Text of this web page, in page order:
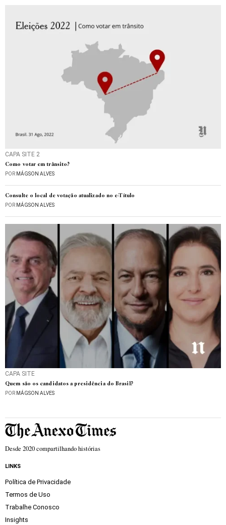
CAPA SITE 2
Como votar em trânsito?
POR MÁGSON ALVES
Consulte o local de votação atualizado no e-Título
POR MÁGSON ALVES
CAPA SITE
Quem são os candidatos a presidência do Brasil?
POR MÁGSON ALVES
Desde 2020 compartilhando histórias
LINKS
Política de Privacidade
Termos de Uso
Trabalhe Conosco
Insights